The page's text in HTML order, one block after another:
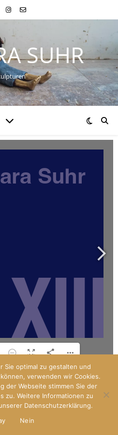
SUHR
by Paladin
Royal
Sie optimal zu gestalten und
verwenden wir Cookies.
der Webseite stimmen Sie der
zu. Weitere Informationen zu
Datenschutzerklärung.
Nein